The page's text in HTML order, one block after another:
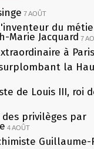
7 AOÛT
du
Marie Jacquard 7
à Paris
la
de Louis III, roi
privilèges par
4 AOÛT
Guillaume-